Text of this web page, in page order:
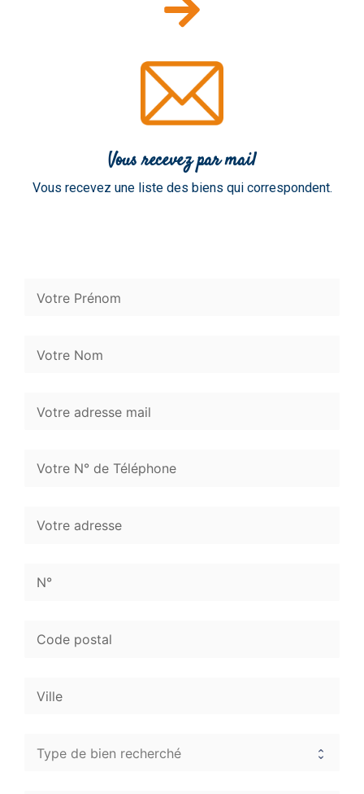
Vous recevez par mail
Vous recevez une liste des biens qui correspondent.